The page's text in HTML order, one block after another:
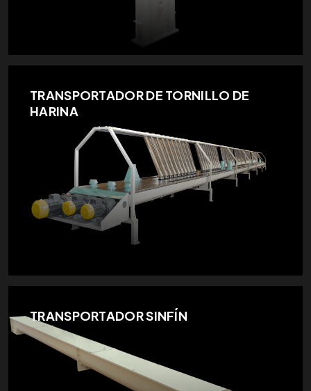
TRANSPORTADOR DE TORNILLO DE
HARINA
TRANSPORTADOR SINFÍN